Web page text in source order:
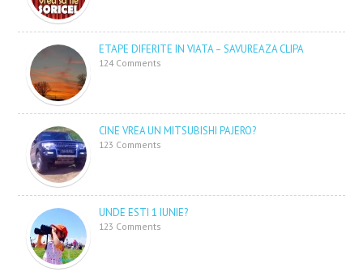
ETAPE DIFERITE IN VIATA – SAVUREAZA CLIPA
124 Comments
CINE VREA UN MITSUBISHI PAJERO?
123 Comments
UNDE ESTI 1 IUNIE?
123 Comments